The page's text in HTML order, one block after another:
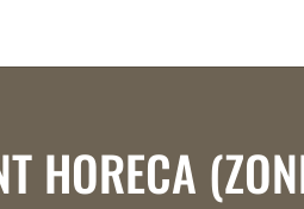
HORECA